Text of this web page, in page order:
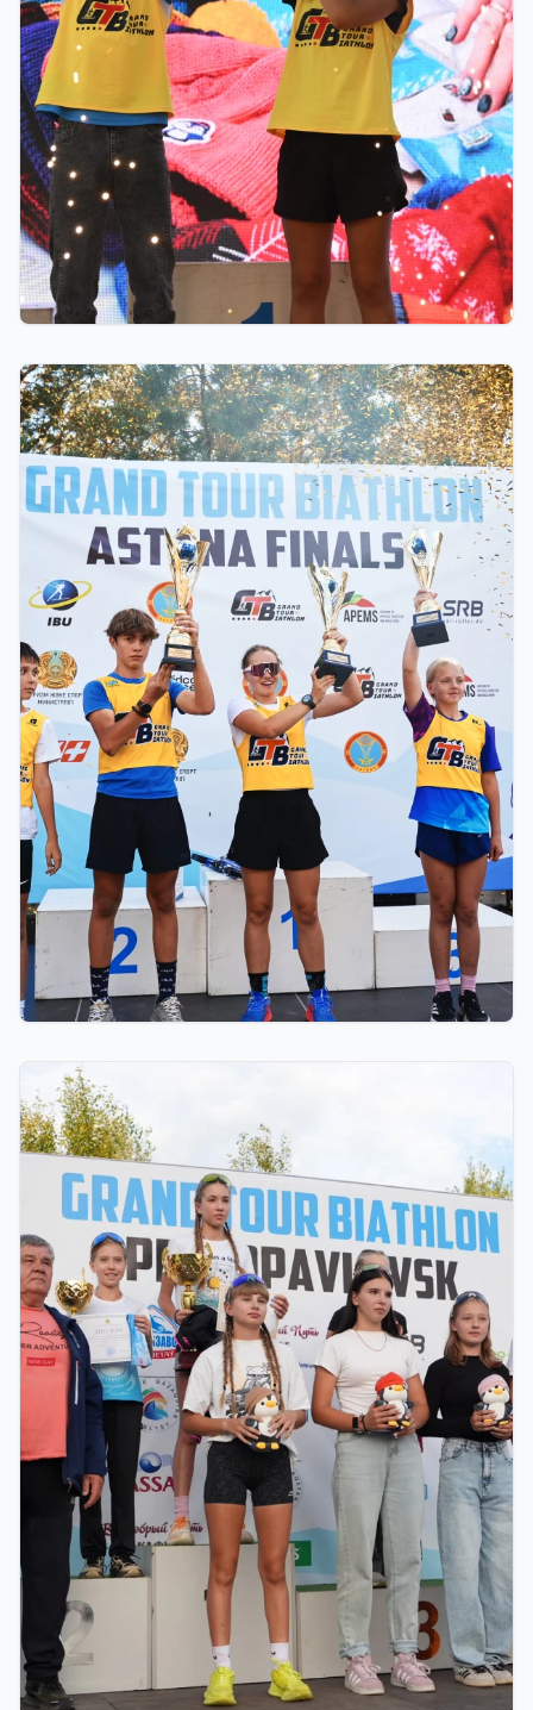
GRAND TOUR BIATHLON финалы Астанада
қалай өтті: 10 миллион теңгелік жүлде қоры,
Ербол Хамитовтың сыйақысы және хрустальді
кубоктар
ФИНАЛ: АСТАНАДА GRAND TOUR BIATHLON
ҚОРЫТЫНДЫ КЕЗЕҢІ ӨТЕДІ